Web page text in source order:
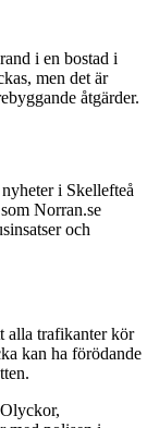
i en bostad i
men det är
åtgärder.
i Skellefteå
Norran.se
och
alla trafikanter kör
kan ha förödande